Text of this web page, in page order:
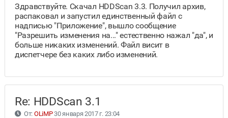
Здравствуйте. Скачал HDDScan 3.3. Получил архив,
распаковал и запустил единственный файл с
надписью "Приложение", вышло сообщение
"Разрешить изменения на..." естественно нажал "да", и
больше никаких изменений. Файл висит в
диспетчере без каких либо изменений.
Re: HDDScan 3.1
От: OLiMP30 января 2017 г. 23:04